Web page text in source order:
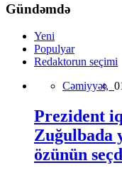
Gündəmdə
Yeni
Populyar
Redaktorun seçimi
Cəmiyyət,
Prezident
Zuğulbada
özünün